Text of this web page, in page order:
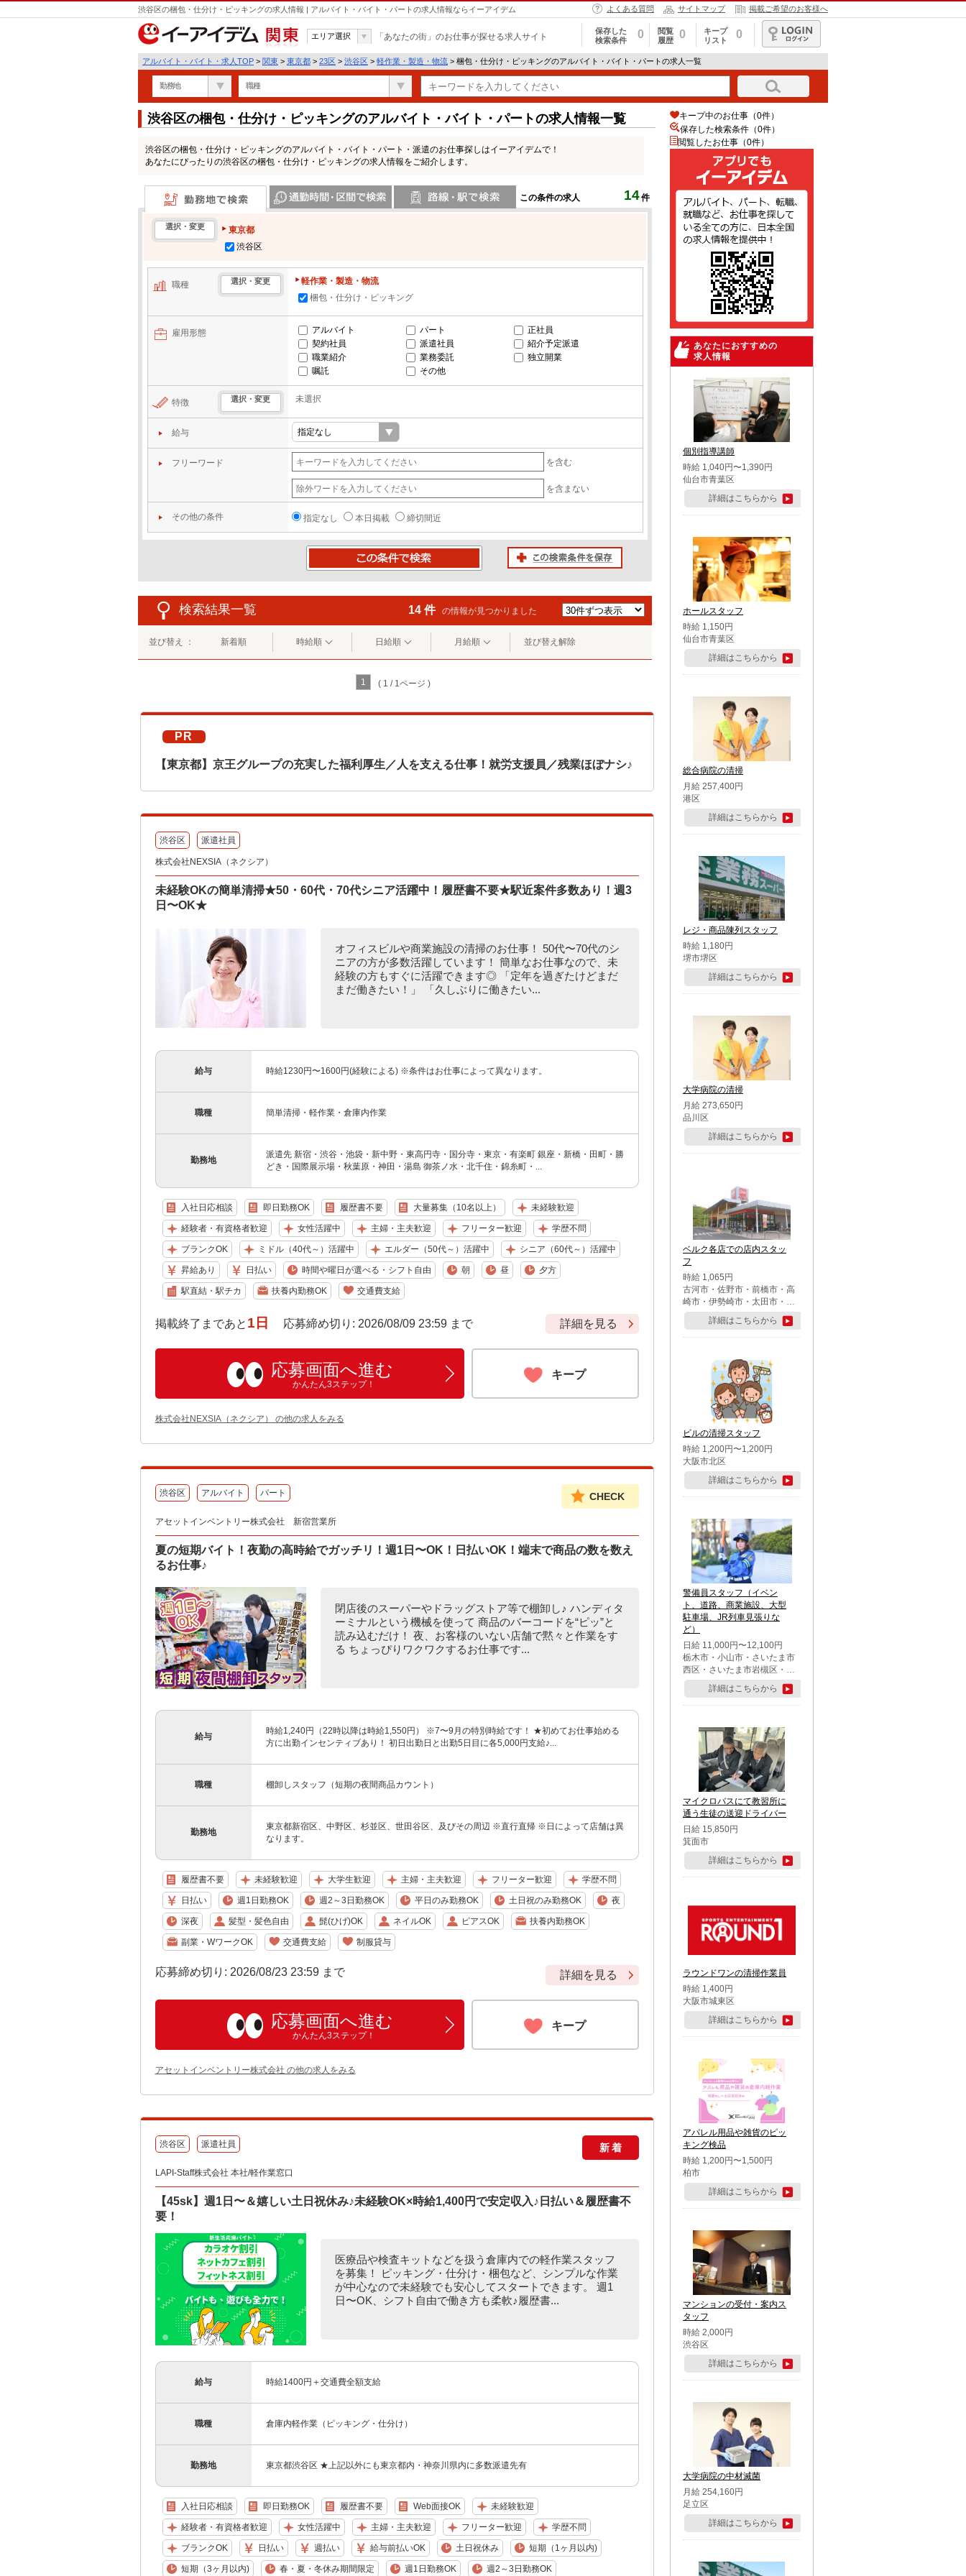
渋谷区の梱包・仕分け・ピッキングの求人情報 | アルバイト・バイト・パートの求人情報ならイーアイデム よくある質問 サイトマップ 掲載ご希望のお客様へ
関東
エリア選択 「あなたの街」のお仕事が探せる求人サイト
保存した
検索条件
0
閲覧
履歴
0
キープ
リスト
0
ログイン
アルバイト・バイト・求人TOP > 関東 > 東京都 > 23区 > 渋谷区 > 軽作業・製造・物流 > 梱包・仕分け・ピッキングのアルバイト・バイト・パートの求人一覧
勤務地 職種
渋谷区の梱包・仕分け・ピッキングのアルバイト・バイト・パートの求人情報一覧
渋谷区の梱包・仕分け・ピッキングのアルバイト・バイト・パート・派遣のお仕事探しはイーアイデムで！
あなたにぴったりの渋谷区の梱包・仕分け・ピッキングの求人情報をご紹介します。
この条件の求人 14件
勤務地で検索
選択・変更
東京都
渋谷区
職種 選択・変更
軽作業・製造・物流
梱包・仕分け・ピッキング
雇用形態 アルバイト パート
正社員
契約社員
派遣社員
紹介予定派遣
職業紹介
業務委託
独立開業
嘱託
その他
特徴 選択・変更 未選択
給与
フリーワード を含む
を含まない
その他の条件 指定なし 本日掲載 締切間近
検索結果一覧 14 件 の情報が見つかりました
並び替え ： 新着順 時給順 日給順 月給順 並び替え解除
1 ( 1 / 1ページ )
PR
【東京都】京王グループの充実した福利厚生／人を支える仕事！就労支援員／残業ほぼナシ♪
渋谷区 派遣社員
株式会社NEXSIA（ネクシア）
未経験OKの簡単清掃★50・60代・70代シニア活躍中！履歴書不要★駅近案件多数あり！週3
日〜OK★
オフィスビルや商業施設の清掃のお仕事！ 50代〜70代のシ
ニアの方が多数活躍しています！ 簡単なお仕事なので、未
経験の方もすぐに活躍できます◎ 「定年を過ぎたけどまだ
まだ働きたい！」 「久しぶりに働きたい...
給与 時給1230円〜1600円(経験による) ※条件はお仕事によって異なります。
職種 簡単清掃・軽作業・倉庫内作業
勤務地
派遣先 新宿・渋谷・池袋・新中野・東高円寺・国分寺・東京・有楽町 銀座・新橋・田町・勝
どき・国際展示場・秋葉原・神田・湯島 御茶ノ水・北千住・錦糸町・...
入社日応相談 即日勤務OK 履歴書不要 大量募集（10名以上） 未経験歓迎
経験者・有資格者歓迎 女性活躍中 主婦・主夫歓迎 フリーター歓迎 学歴不問
ブランクOK ミドル（40代～）活躍中 エルダー（50代～）活躍中 シニア（60代～）活躍中
昇給あり 日払い 時間や曜日が選べる・シフト自由 朝 昼 夕方
駅直結・駅チカ 扶養内勤務OK 交通費支給
掲載終了まであと 1日 応募締め切り: 2026/08/09 23:59 まで 詳細を見る
応募画面へ進む
かんたん3ステップ！
キープ
株式会社NEXSIA（ネクシア） の他の求人をみる
渋谷区 アルバイト パート CHECK
アセットインベントリー株式会社 新宿営業所
夏の短期バイト！夜勤の高時給でガッチリ！週1日〜OK！日払いOK！端末で商品の数を数え
るお仕事♪
閉店後のスーパーやドラッグストア等で棚卸し♪ ハンディタ
ーミナルという機械を使って 商品のバーコードを“ピッ”と
読み込むだけ！ 夜、お客様のいない店舗で黙々と作業をす
る ちょっぴりワクワクするお仕事です...
給与
時給1,240円（22時以降は時給1,550円） ※7〜9月の特別時給です！ ★初めてお仕事始める
方に出勤インセンティブあり！ 初日出勤日と出勤5日目に各5,000円支給♪...
職種 棚卸しスタッフ（短期の夜間商品カウント）
勤務地
東京都新宿区、中野区、杉並区、世田谷区、及びその周辺 ※直行直帰 ※日によって店舗は異
なります。
履歴書不要 未経験歓迎 大学生歓迎 主婦・主夫歓迎 フリーター歓迎 学歴不問
日払い 週1日勤務OK 週2～3日勤務OK 平日のみ勤務OK 土日祝のみ勤務OK 夜
深夜 髪型・髪色自由 髭(ひげ)OK ネイルOK ピアスOK 扶養内勤務OK
副業・WワークOK 交通費支給 制服貸与
応募締め切り: 2026/08/23 23:59 まで 詳細を見る
応募画面へ進む
かんたん3ステップ！
キープ
アセットインベントリー株式会社 の他の求人をみる
渋谷区 派遣社員 新着
LAPI-Staff株式会社 本社/軽作業窓口
【45sk】週1日〜＆嬉しい土日祝休み♪未経験OK×時給1,400円で安定収入♪日払い＆履歴書不
要！
医療品や検査キットなどを扱う倉庫内での軽作業スタッフ
を募集！ ピッキング・仕分け・梱包など、シンプルな作業
が中心なので未経験でも安心してスタートできます。 週1
日〜OK、シフト自由で働き方も柔軟♪履歴書...
給与 時給1400円＋交通費全額支給
職種 倉庫内軽作業（ピッキング・仕分け）
勤務地 東京都渋谷区 ★上記以外にも東京都内・神奈川県内に多数派遣先有
入社日応相談 即日勤務OK 履歴書不要 Web面接OK 未経験歓迎
経験者・有資格者歓迎 女性活躍中 主婦・主夫歓迎 フリーター歓迎 学歴不問
ブランクOK 日払い 週払い 給与前払いOK 土日祝休み 短期（1ヶ月以内)
短期（3ヶ月以内) 春・夏・冬休み期間限定 週1日勤務OK 週2～3日勤務OK
キープ中のお仕事（0件）
保存した検索条件（0件）
閲覧したお仕事（0件）
あなたにおすすめの
求人情報
個別指導講師
時給 1,040円〜1,390円
仙台市青葉区
詳細はこちらから
ホールスタッフ
時給 1,150円
仙台市青葉区
詳細はこちらから
総合病院の清掃
月給 257,400円
港区
詳細はこちらから
レジ・商品陳列スタッフ
時給 1,180円
堺市堺区
詳細はこちらから
大学病院の清掃
月給 273,650円
品川区
詳細はこちらから
ベルク各店での店内スタッ
フ
時給 1,065円
古河市・佐野市・前橋市・高
崎市・伊勢崎市・太田市・館
林市・藤岡市・大泉町・さい
たま市北区・川越市・熊谷
市・行田市・秩父市・所沢
市・鶴ケ島市・千葉市中央
区・市川市・松戸市・習志野
市・柏市・流山市・八千代
市・足立区・江戸川区・八王
子市・町田市
詳細はこちらから
ビルの清掃スタッフ
時給 1,200円〜1,200円
大阪市北区
詳細はこちらから
警備員スタッフ（イベン
ト、道路、商業施設、大型
駐車場、JR列車見張りな
ど）
日給 11,000円〜12,100円
栃木市・小山市・さいたま市
西区・さいたま市岩槻区・久
喜市・蓮田市
詳細はこちらから
マイクロバスにて教習所に
通う生徒の送迎ドライバー
日給 15,850円
箕面市
詳細はこちらから
ラウンドワンの清掃作業員
時給 1,400円
大阪市城東区
詳細はこちらから
アパレル用品や雑貨のピッ
キング検品
時給 1,200円〜1,500円
柏市
詳細はこちらから
マンションの受付・案内ス
タッフ
時給 2,000円
渋谷区
詳細はこちらから
大学病院の中材滅菌
月給 254,160円
足立区
詳細はこちらから